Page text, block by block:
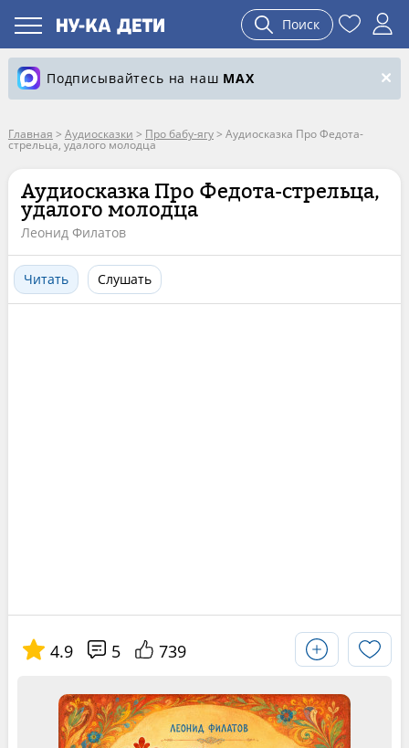
Поиск
Подписывайтесь на наш MAX
Главная > Аудиосказки > Про бабу-ягу> Аудиосказка Про Федота-
стрельца, удалого молодца
Аудиосказка Про Федота-стрельца,
удалого молодца
Леонид Филатов
Читать Слушать
4.9 5 739